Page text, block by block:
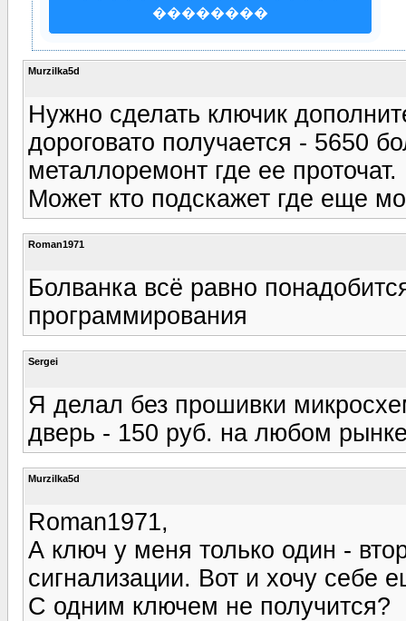
��������
Murzilka5d
Нужно сделать ключик
дороговато получается - 5650
металлоремонт где ее проточат.
Может кто подскажет где еще
Roman1971
Болванка всё равно
программирования
Sergei
Я делал без прошивки
дверь - 150 руб. на любом
Murzilka5d
Roman1971,
А ключ у меня только один -
сигнализации. Вот и хочу себе
С одним ключем не получится?